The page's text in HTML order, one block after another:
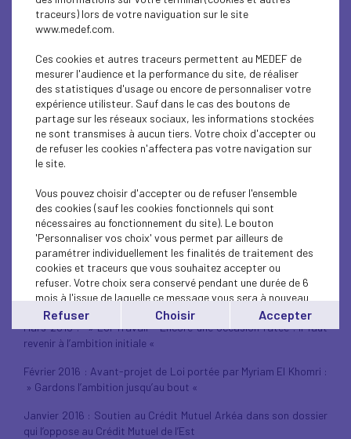
CPME travaillent en étroite collaboration pour la désignation
des juges prud’homauxLire
l’article paru dans C’est à vous – Spécial Bretagne
12 mai 2017 : l’Union des Entreprises – MEDEF Finistère est
inquiète des effets de la révision des valeurs locatives :Lire
28 février 2017 : Prélèvement à la source de l’impôt sur le revenu
Lire l’article du JdE
: Stéphane Bidamant prend la suite de Pierre Balland à
la présidence de l’UE – MEDEF Finistère :Lire toute la presse
Juillet 2016 :Le MEDEF dit non à la taxe Richert au profit
des régions
12 juillet 2016 : Soutien à Gilles Falc’hun pour le projet de tour de
séchage de lait porté par la SILL
Mars 2016 : » Loi Travail – Encore une occasion ratée ! Il faut
revenir à l’ambition initiale «
Février 2016 : Avant-projet de Loi portée par Myriam El Khomri :
» Gardons l’ambition jusqu’au bout «
Janvier 2016 : Soutien au Crédit Mutuel Arkéa dans son dossier
qui l’oppose au Crédit Mutuel de l’Est
traceurs) lors de votre naviguation sur le site
www.medef.com.
Ces cookies et autres traceurs permettent au MEDEF de
mesurer l'audience et la performance du site, de réaliser
des statistiques d'usage ou encore de personnaliser votre
expérience utilisteur. Sauf dans le cas des boutons de
partage sur les réseaux sociaux, les informations stockées
ne sont transmises à aucun tiers. Votre choix d'accepter ou
de refuser les cookies n'affectera pas votre navigation sur
le site.
Vous pouvez choisir d'accepter ou de refuser l'ensemble
des cookies (sauf les cookies fonctionnels qui sont
nécessaires au fonctionnement du site). Le bouton
'Personnaliser vos choix' vous permet par ailleurs de
paramétrer individuellement les finalités de traitement des
cookies et traceurs que vous souhaitez accepter ou
refuser. Votre choix sera conservé pendant une durée de 6
mois à l'issue de laquelle ce message vous sera à nouveau
affiché..
Vous pouvez modifier votre choix à tout moment en
cliquant sur le lien'cookies'
Refuser Choisir Accepter